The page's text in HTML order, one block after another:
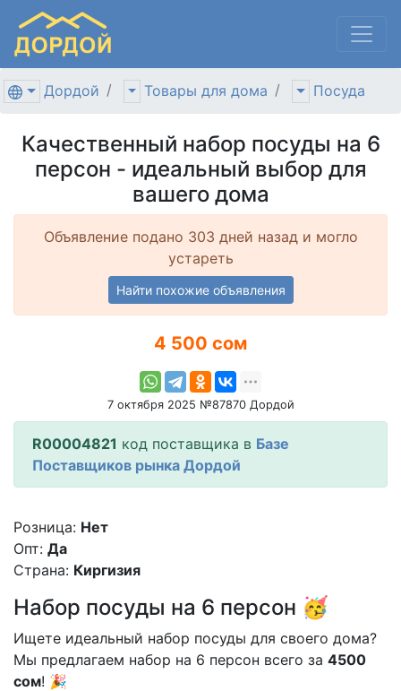
Дордой Товары для дома Посуда
Качественный набор посуды на 6
персон - идеальный выбор для
вашего дома
Объявление подано 303 дней назад и могло
устареть
Найти похожие объявления
4 500 сом
7 октября 2025 №87870 Дордой
R00004821 код поставщика в Базе
Поставщиков рынка Дордой
Розница: Нет
Опт: Да
Страна: Киргизия
Набор посуды на 6 персон 🥳
Ищете идеальный набор посуды для своего дома?
Мы предлагаем набор на 6 персон всего за 4500
сом! 🎉